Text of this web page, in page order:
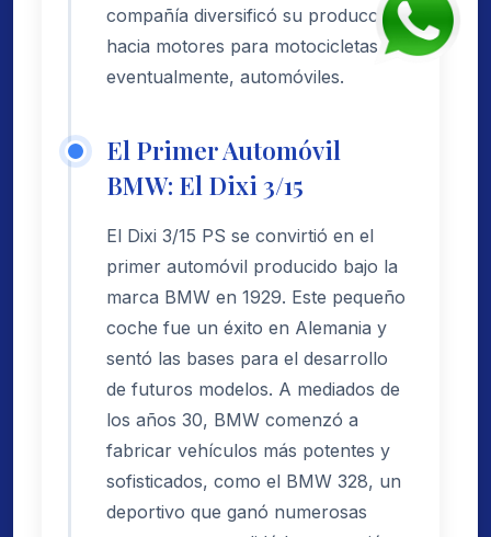
compañía diversificó su producción
hacia motores para motocicletas y,
eventualmente, automóviles.
El Primer Automóvil
BMW: El Dixi 3/15
El Dixi 3/15 PS se convirtió en el
primer automóvil producido bajo la
marca BMW en 1929. Este pequeño
coche fue un éxito en Alemania y
sentó las bases para el desarrollo
de futuros modelos. A mediados de
los años 30, BMW comenzó a
fabricar vehículos más potentes y
sofisticados, como el BMW 328, un
deportivo que ganó numerosas